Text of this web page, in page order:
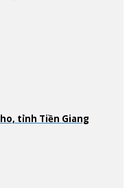
tỉnh Tiền Giang